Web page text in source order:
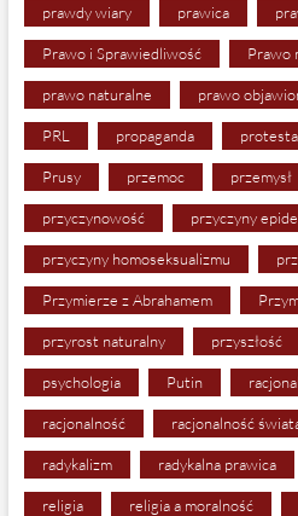
prawdy wiary prawica
Prawo i Sprawiedliwość Prawo
prawo naturalne prawo
PRL propaganda
Prusy przemoc przemysł
przyczynowość przyczyny
przyczyny homoseksualizmu
Przymierze z Abrahamem
przyrost naturalny przyszłość
psychologia Putin
racjonalność racjonalność
radykalizm radykalna prawica
religia religia a moralność